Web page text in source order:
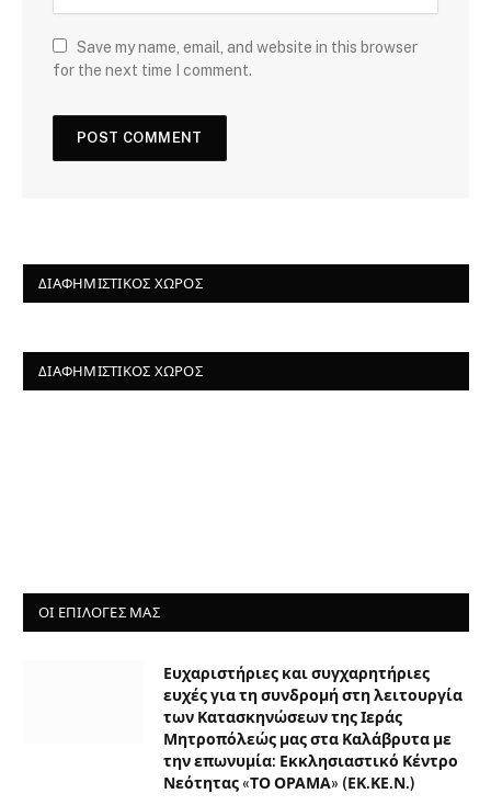
Save my name, email, and website in this browser
for the next time I comment.
ΔΙΑΦΗΜΙΣΤΙΚΌΣ ΧΏΡΟΣ
ΔΙΑΦΗΜΙΣΤΙΚΌΣ ΧΏΡΟΣ
ΟΙ ΕΠΙΛΟΓΈΣ ΜΑΣ
Ευχαριστήριες και συγχαρητήριες
ευχές για τη συνδρομή στη λειτουργία
των Κατασκηνώσεων της Ιεράς
Μητροπόλεώς μας στα Καλάβρυτα με
την επωνυμία: Εκκλησιαστικό Κέντρο
Νεότητας «ΤΟ ΟΡΑΜΑ» (ΕΚ.ΚΕ.Ν.)